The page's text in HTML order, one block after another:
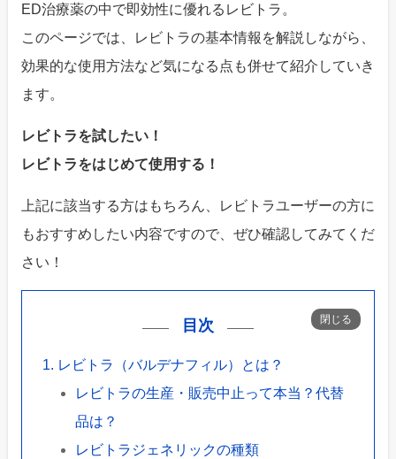
ED治療薬の中で即効性に優れるレビトラ。
このページでは、レビトラの基本情報を解説しながら、
効果的な使用方法など気になる点も併せて紹介していき
ます。
レビトラを試したい！
レビトラをはじめて使用する！
上記に該当する方はもちろん、レビトラユーザーの方に
もおすすめしたい内容ですので、ぜひ確認してみてくだ
さい！
目次
レビトラ（バルデナフィル）とは？
レビトラの生産・販売中止って本当？代替
品は？
レビトラジェネリックの種類